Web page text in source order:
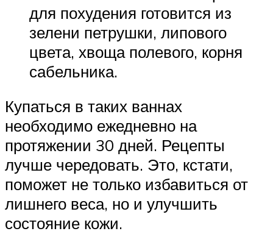
для похудения готовится из
зелени петрушки, липового
цвета, хвоща полевого, корня
сабельника.
Купаться в таких ваннах
необходимо ежедневно на
протяжении 30 дней. Рецепты
лучше чередовать. Это, кстати,
поможет не только избавиться от
лишнего веса, но и улучшить
состояние кожи.